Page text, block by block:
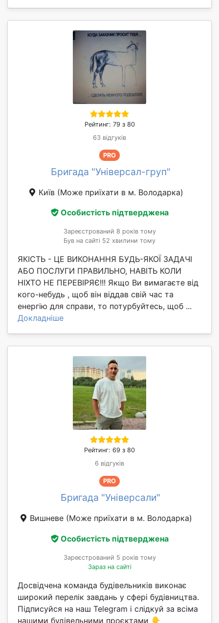
Рейтинг: 79 з 80
63 відгуків
PRO
Бригада "Універсал-груп"
Київ (Може приїхати в м. Володарка)
Особистість підтверджена
Зареєстрований 8 років тому
Був на сайті 52 хвилини тому
ЯКІСТЬ - ЦЕ ВИКОНАННЯ БУДЬ-ЯКОЇ ЗАДАЧІ
АБО ПОСЛУГИ ПРАВИЛЬНО, НАВІТЬ КОЛИ
НІХТО НЕ ПЕРЕВІРЯЄ!!! Якщо Ви вимагаєте від
кого-небудь , щоб він віддав свій час та
енергію для справи, то потурбуйтесь, щоб ...
Докладніше
Рейтинг: 69 з 80
6 відгуків
PRO
Бригада "Універсали"
Вишневе (Може приїхати в м. Володарка)
Особистість підтверджена
Зареєстрований 5 років тому
Зараз на сайті
Досвідчена команда будівельників виконає
широкий перелік завдань у сфері будівництва.
Підписуйся на наш Telegram і слідкуй за всіма
нашими будівельними проєктами 👇